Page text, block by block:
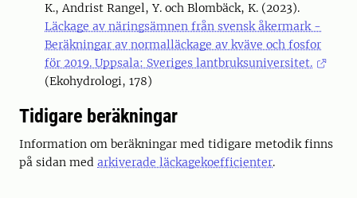
K., Andrist Rangel, Y. och Blombäck, K. (2023).
Läckage av näringsämnen från svensk åkermark -
Beräkningar av normalläckage av kväve och fosfor
för 2019. Uppsala: Sveriges lantbruksuniversitet.
(Ekohydrologi, 178)
Tidigare beräkningar
Information om beräkningar med tidigare metodik finns
på sidan med arkiverade läckagekoefficienter.